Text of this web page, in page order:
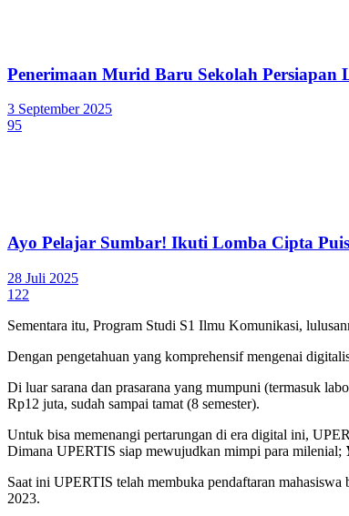
Penerimaan Murid Baru Sekolah
3 September 2025
95
Ayo Pelajar Sumbar! Ikuti Lomba Cipta
28 Juli 2025
122
Sementara itu, Program Studi S1 Ilmu Komunikasi,
Dengan pengetahuan yang komprehensif mengenai
Di luar sarana dan prasarana yang mumpuni (termasuk
Rp12 juta, sudah sampai tamat (8 semester).
Untuk bisa memenangi pertarungan di era digital ini,
Dimana UPERTIS siap mewujudkan mimpi para milenial;
Saat ini UPERTIS telah membuka pendaftaran
2023.